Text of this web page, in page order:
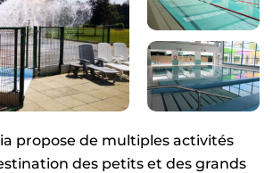
propose de multiples activités
des petits et des grands